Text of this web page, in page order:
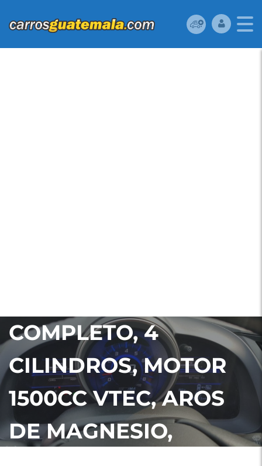
COMPLETO, 4
CILINDROS, MOTOR
1500CC VTEC, AROS
DE MAGNESIO,